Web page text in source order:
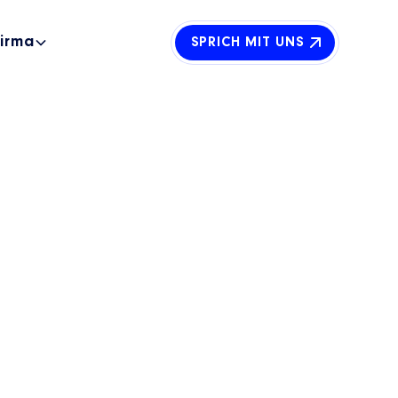
SPRICH MIT UNS